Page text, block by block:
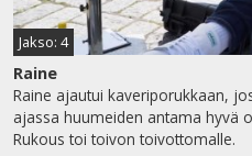
Jakso: 4
Raine
Raine ajautui kaveriporukkaan,
ajassa huumeiden antama hyvä
Rukous toi toivon toivottomalle.